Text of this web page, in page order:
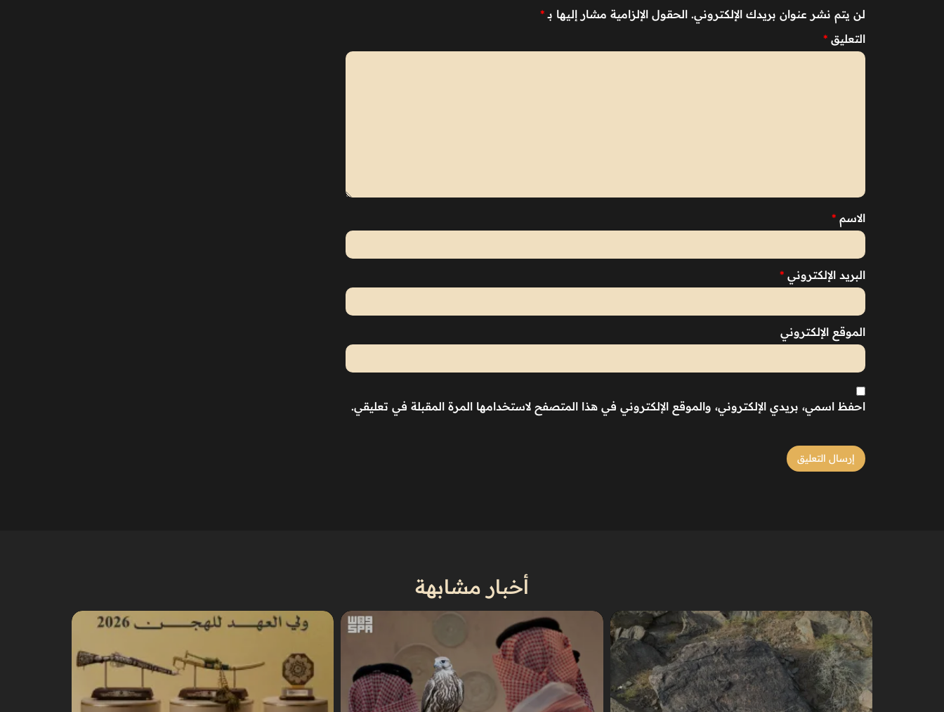
لن يتم نشر عنوان بريدك الإلكتروني. الحقول الإلزامية مشار إليها بـ *
التعليق *
الاسم *
البريد الإلكتروني *
الموقع الإلكتروني
احفظ اسمي، بريدي الإلكتروني، والموقع الإلكتروني في هذا المتصفح لاستخدامها المرة المقبلة في تعليقي.
أخبار مشابهة